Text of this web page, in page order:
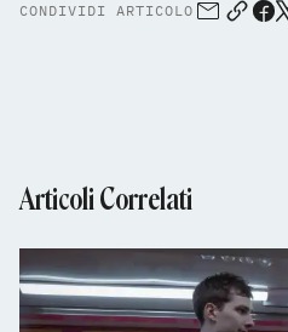
CONDIVIDI ARTICOLO
Articoli Correlati